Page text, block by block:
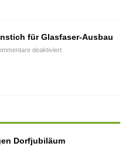
für Glasfaser-Ausbau
deaktiviert
Dorfjubiläum